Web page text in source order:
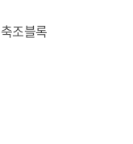
축조블록